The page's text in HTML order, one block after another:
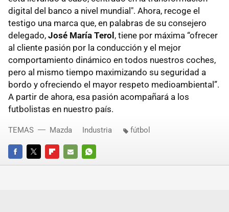
digital del banco a nivel mundial". Ahora, recoge el
testigo una marca que, en palabras de su consejero
delegado, José María Terol , tiene por máxima “ofrecer
al cliente pasión por la conducción y el mejor
comportamiento dinámico en todos nuestros coches,
pero al mismo tiempo maximizando su seguridad a
bordo y ofreciendo el mayor respeto medioambiental”.
A partir de ahora, esa pasión acompañará a los
futbolistas en nuestro país.
FACEBOOKTWITTERFLIPBOARD
E-
WHATSAPP
TEMAS Mazda Industria fútbol